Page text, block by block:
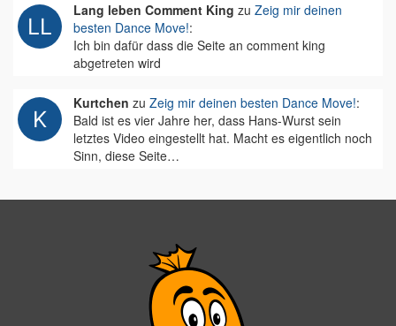
Lang leben Comment King zu Zeig mir deinen
besten Dance Move!:
Ich bin dafür dass die Seite an comment king
abgetreten wird
Kurtchen zu Zeig mir deinen besten Dance Move!:
Bald ist es vier Jahre her, dass Hans-Wurst sein
letztes Video eingestellt hat. Macht es eigentlich noch
Sinn, diese Seite…